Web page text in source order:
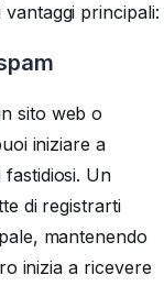
principali:
sito web o
iniziare a
Un
di registrarti
mantenendo
inizia a ricevere